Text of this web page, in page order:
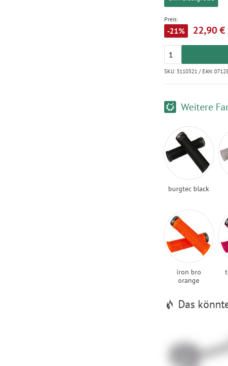
Preis:
-21% 22,90 €
SKU: 3110321 / EAN:
Weitere
burgtec black
iron bro
orange
Das